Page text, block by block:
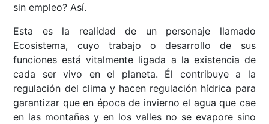
sin empleo? Así.
Esta es la realidad de un personaje llamado
Ecosistema, cuyo trabajo o desarrollo de sus
funciones está vitalmente ligada a la existencia de
cada ser vivo en el planeta. Él contribuye a la
regulación del clima y hacen regulación hídrica para
garantizar que en época de invierno el agua que cae
en las montañas y en los valles no se evapore sino